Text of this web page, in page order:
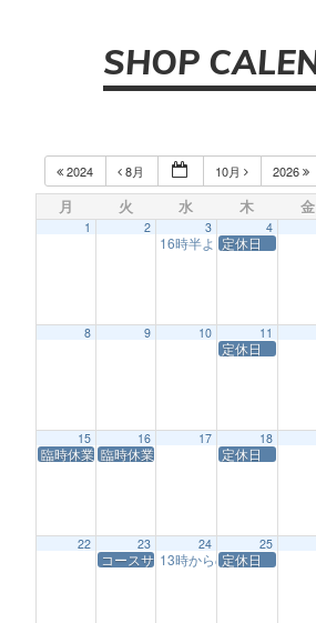
SHOP
2024 8月 10月 2026
月 火 水 木 金
1 2 3
16時半より営業4:30 AM
4
定休日
8 9 10 11
定休日
15
臨時休業
16
臨時休業
17 18
定休日
22 23
コースサービス休業
24
13時からの営業1:00 PM
25
定休日